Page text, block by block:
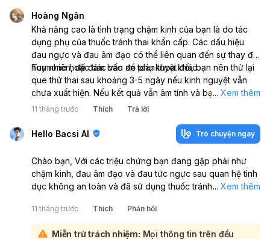
Hoàng Ngân
Khả năng cao là tình trạng chậm kinh của bạn là do tác
dụng phụ của thuốc tránh thai khẩn cấp. Các dấu hiệu
đau ngực và đau âm đạo có thể liên quan đến sự thay đổi
hormone hoặc các vấn đề phụ khoa khác.
Tuy nhiên, để đảm bảo an toàn tuyệt đối, bạn nên thử lại
que thử thai sau khoảng 3-5 ngày nếu kinh nguyệt vẫn
chưa xuất hiện. Nếu kết quả vẫn âm tính và bạn vẫn lo
lắng hoặc các triệu chứng bất thường kéo dài, bạn nên
cụ thể.
... Xem thêm
11 tháng trước Thích Trả lời
Hello Bacsi AI Trò chuyện ngay
Chào bạn, Với các triệu chứng bạn đang gặp phải như
chậm kinh, đau âm đạo và đau tức ngực sau quan hệ tình
dục không an toàn và đã sử dụng thuốc tránh thai khẩn
càng sớm càng tốt để được chẩn đoán chính xác và có
hướng xử lý phù hợp:
Việc quan hệ tình dục xuất tinh trong, dù đã dùng thuốc
... Xem thêm
11 tháng trước Thích Phản hồi
Miễn trừ trách nhiệm: Mọi thông tin trên đều